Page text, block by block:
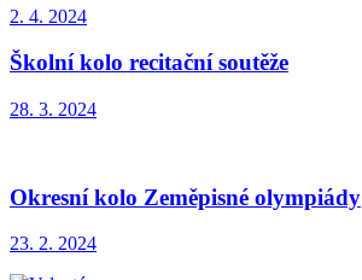
2. 4. 2024
Školní kolo recitační soutěže
28. 3. 2024
Okresní kolo Zeměpisné olympiády
23. 2. 2024